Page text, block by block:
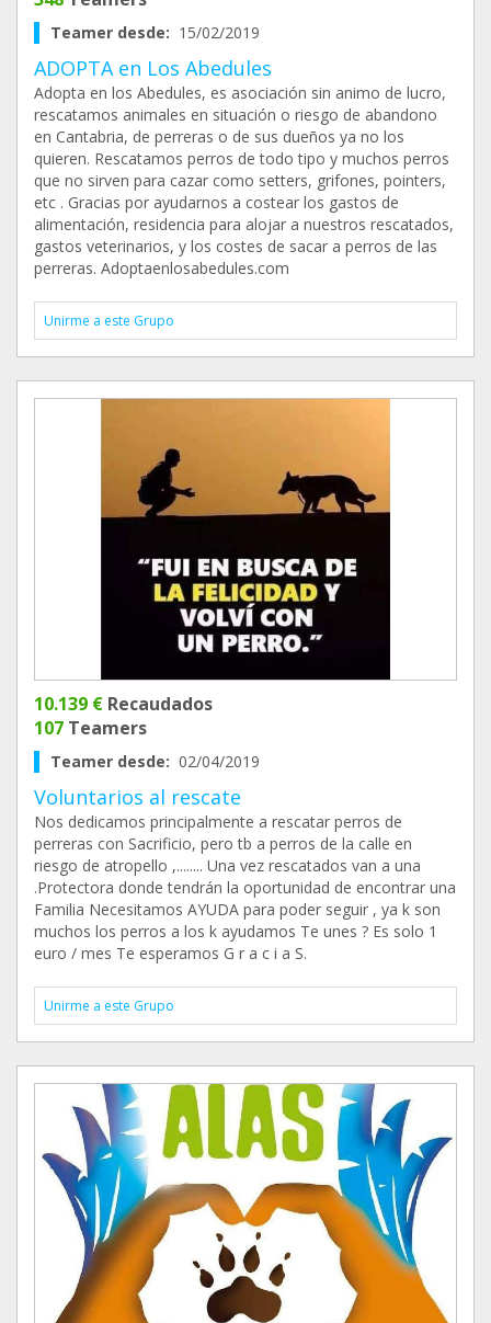
Teamer desde: 15/02/2019
ADOPTA en Los Abedules
Adopta en los Abedules, es asociación sin animo de lucro,
rescatamos animales en situación o riesgo de abandono
en Cantabria, de perreras o de sus dueños ya no los
quieren. Rescatamos perros de todo tipo y muchos perros
que no sirven para cazar como setters, grifones, pointers,
etc . Gracias por ayudarnos a costear los gastos de
alimentación, residencia para alojar a nuestros rescatados,
gastos veterinarios, y los costes de sacar a perros de las
perreras. Adoptaenlosabedules.com
Unirme a este Grupo
10.139 € Recaudados
107 Teamers
Teamer desde: 02/04/2019
Voluntarios al rescate
Nos dedicamos principalmente a rescatar perros de
perreras con Sacrificio, pero tb a perros de la calle en
riesgo de atropello ,........ Una vez rescatados van a una
.Protectora donde tendrán la oportunidad de encontrar una
Familia Necesitamos AYUDA para poder seguir , ya k son
muchos los perros a los k ayudamos Te unes ? Es solo 1
euro / mes Te esperamos G r a c i a S.
Unirme a este Grupo